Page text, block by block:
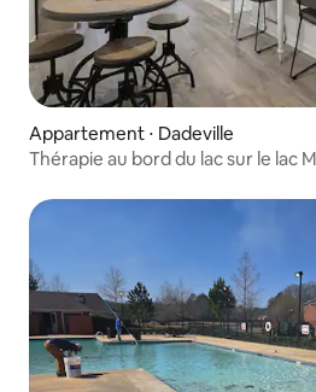
Appartement ⋅ Dadeville
Thérapie au bord du lac sur le lac